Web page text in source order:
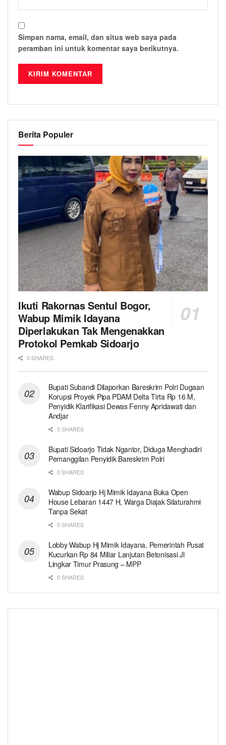
Simpan nama, email, dan situs web saya pada
peramban ini untuk komentar saya berikutnya.
Berita Populer
Ikuti Rakornas Sentul Bogor,
Wabup Mimik Idayana
Diperlakukan Tak Mengenakkan
Protokol Pemkab Sidoarjo
0 SHARES
Bupati Subandi Dilaporkan Bareskrim Polri Dugaan
Korupsi Proyek Pipa PDAM Delta Tirta Rp 16 M,
Penyidik Klarifikasi Dewas Fenny Apridawati dan
Andjar
0 SHARES
Bupati Sidoarjo Tidak Ngantor, Diduga Menghadiri
Pemanggilan Penyidik Bareskrim Polri
0 SHARES
Wabup Sidoarjo Hj Mimik Idayana Buka Open
House Lebaran 1447 H, Warga Diajak Silaturahmi
Tanpa Sekat
0 SHARES
Lobby Wabup Hj Mimik Idayana, Pemerintah Pusat
Kucurkan Rp 84 Miliar Lanjutan Betonisasi Jl
Lingkar Timur Prasung – MPP
0 SHARES